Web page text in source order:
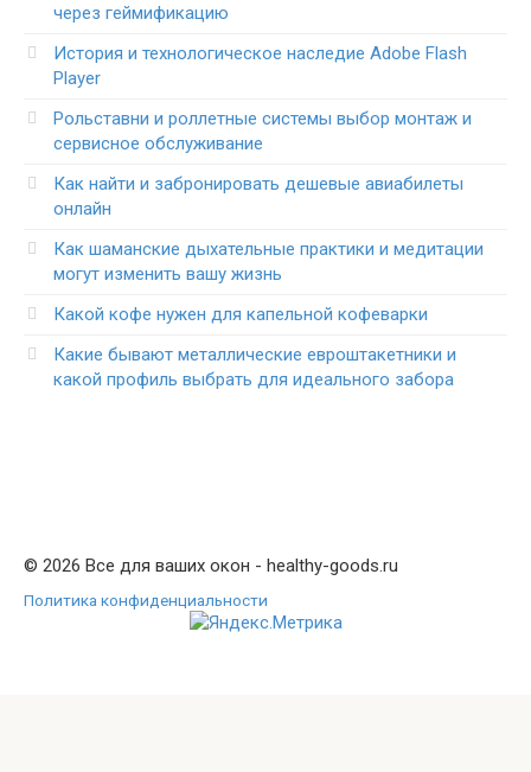
через геймификацию
История и технологическое наследие Adobe Flash
Player
Рольставни и роллетные системы выбор монтаж и
сервисное обслуживание
Как найти и забронировать дешевые авиабилеты
онлайн
Как шаманские дыхательные практики и медитации
могут изменить вашу жизнь
Какой кофе нужен для капельной кофеварки
Какие бывают металлические евроштакетники и
какой профиль выбрать для идеального забора
© 2026 Все для ваших окон - healthy-goods.ru
Политика конфиденциальности